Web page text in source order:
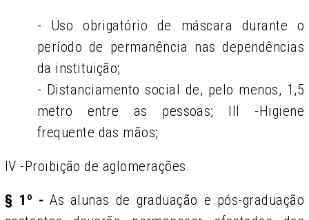
- Uso obrigatório de máscara durante o
período de permanência nas dependências
da instituição;
- Distanciamento social de, pelo menos, 1,5
metro entre as pessoas; III -Higiene
frequente das mãos;
IV -Proibição de aglomerações.
§ 1º -As alunas de graduação e pós-graduação